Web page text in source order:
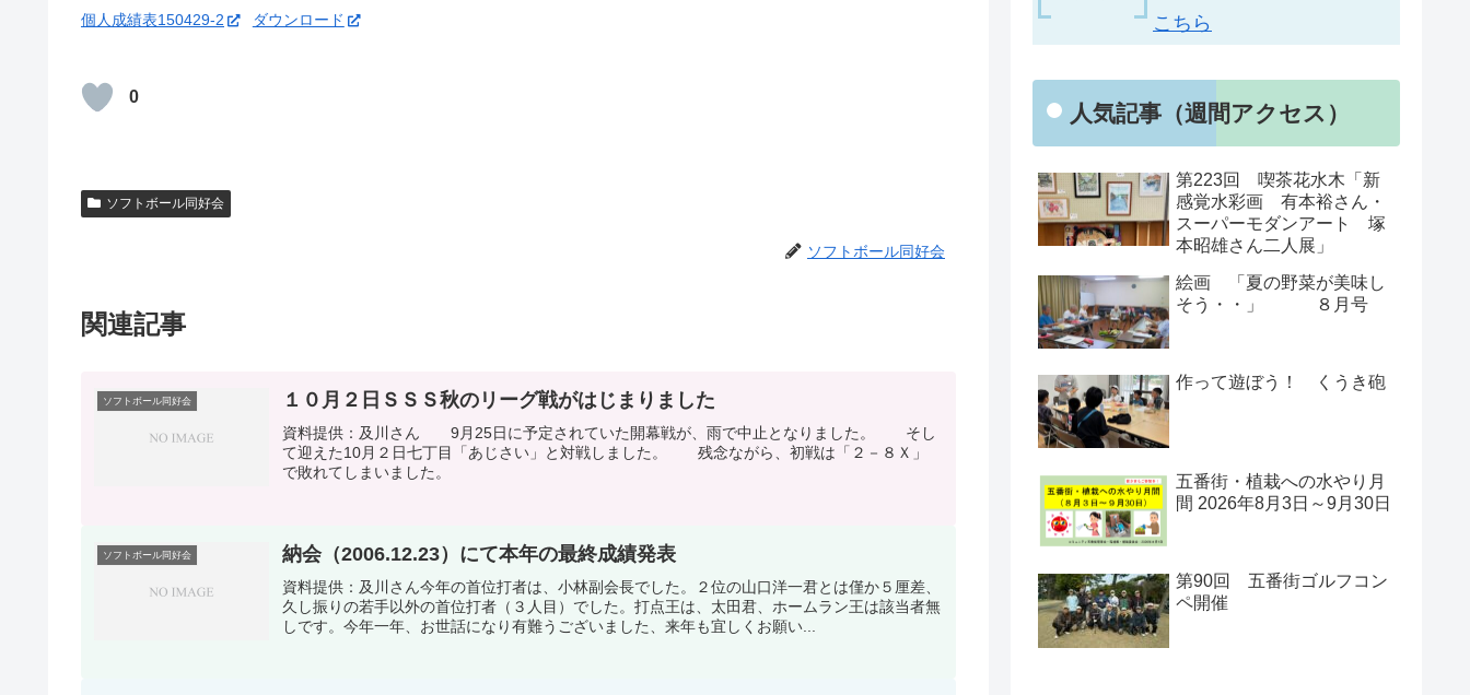
個人成績表150429-2 ダウンロード
0
ソフトボール同好会
ソフトボール同好会
関連記事
ソフトボール同好会 １０月２日ＳＳＳ秋のリーグ戦がはじまりました
資料提供：及川さん 9月25日に予定されていた開幕戦が、雨で中止となりました。 そし
て迎えた10月２日七丁目「あじさい」と対戦しました。 残念ながら、初戦は「２－８Ｘ」
で敗れてしまいました。
ソフトボール同好会 納会（2006.12.23）にて本年の最終成績発表
資料提供：及川さん今年の首位打者は、小林副会長でした。２位の山口洋一君とは僅か５厘差、
久し振りの若手以外の首位打者（３人目）でした。打点王は、太田君、ホームラン王は該当者無
しです。今年一年、お世話になり有難うございました、来年も宜しくお願い...
こちら
人気記事（週間アクセス）
第223回 喫茶花水木「新
感覚水彩画 有本裕さん・
スーパーモダンアート 塚
本昭雄さん二人展」
絵画 「夏の野菜が美味し
そう・・」 ８月号
作って遊ぼう！ くうき砲
五番街・植栽への水やり月
間 2026年8月3日～9月30日
第90回 五番街ゴルフコン
ペ開催